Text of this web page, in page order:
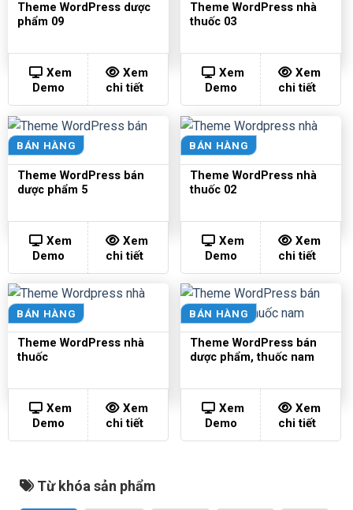
Theme WordPress dược
phẩm 09
Xem
Demo
Xem
chi tiết
Theme WordPress nhà
thuốc 03
Xem
Demo
Xem
chi tiết
BÁN HÀNG
Theme WordPress bán
dược phẩm 5
Xem
Demo
Xem
chi tiết
BÁN HÀNG
Theme WordPress nhà
thuốc 02
Xem
Demo
Xem
chi tiết
BÁN HÀNG
Theme WordPress nhà
thuốc
Xem
Demo
Xem
chi tiết
BÁN HÀNG
Theme WordPress bán
dược phẩm, thuốc nam
Xem
Demo
Xem
chi tiết
Từ khóa sản phẩm